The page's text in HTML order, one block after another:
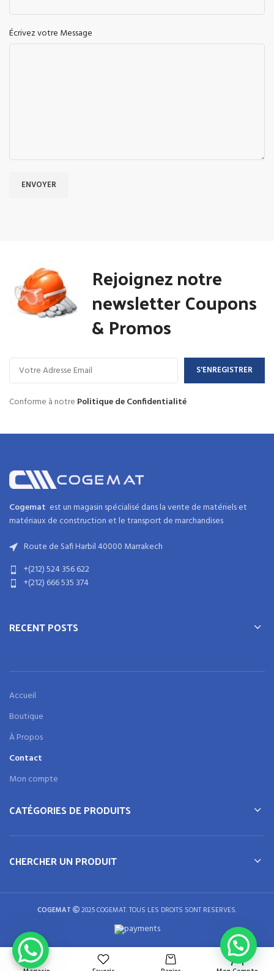
Écrivez votre Message
Rejoignez notre
newsletter Coupons
& Promos
Conforme à notre Politique de Confidentialité
Cogemat est un magasin spécialisé dans lavente de matériels et
matériaux de construction etle transport de marchandises
Route de Safi Harbil 40000 Marrakech
+(212) 524 356 622
+(212) 666 535 374
RECENT POSTS
Accueil
Boutique
À Propos
Contact
Mon compte
CATÉGORIES DE PRODUITS
CHERCHER UN PRODUIT
COGEMAT 2025 COGEMAT. TOUS LES DROITS SONT RESERVES.